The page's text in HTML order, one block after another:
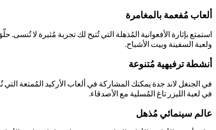
ألعاب مُفعمة بالمغامرة
استمتع بإثارة الأفعوانية المُذهلة التي تُتيح لك تجربة مُثيرة لا
ولعبة السفينة وبيت الأشباح.
أنشطة ترفيهية مُتنوعة
في الجنغل لاند جدة يمكنك المشاركة في ألعاب الأركيد المُمتعة
في لعبة الليزر تاغ المُسلية مع الأصدقاء.
عالم سينمائي مُذهل